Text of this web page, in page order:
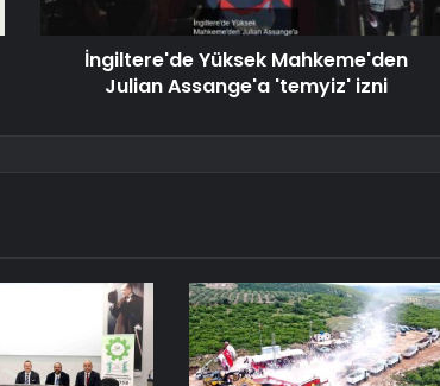
İngiltere'de Yüksek Mahkeme'den
Julian Assange'a 'temyiz' izni